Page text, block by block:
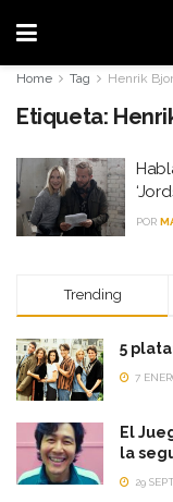
Home Tag Henrik
Etiqueta:
POR
Trending
5
7
El
la
29